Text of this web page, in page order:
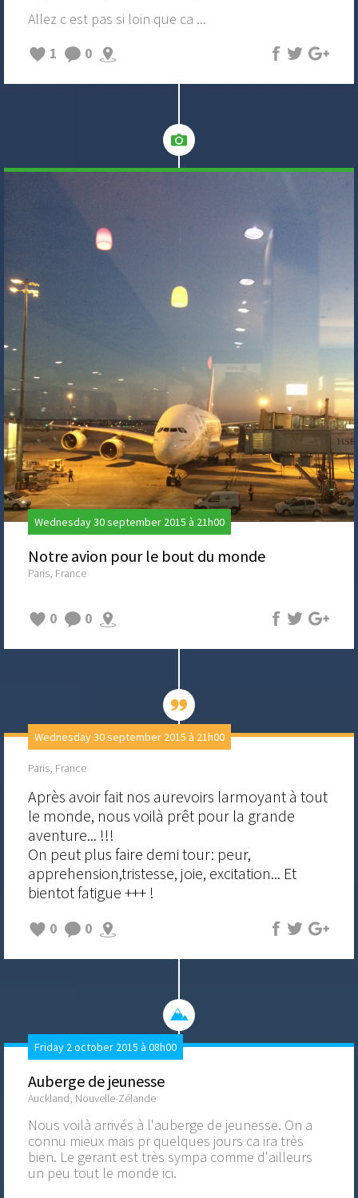
Allez c est pas si loin que ca ...
1
0
Wednesday 30 september 2015 à 21h00
Notre avion pour le bout du monde
Paris, France
0 0
Wednesday 30 september 2015 à 21h00
Paris, France
Après avoir fait nos aurevoirs larmoyant à tout
le monde, nous voilà prêt pour la grande
aventure... !!!
On peut plus faire demi tour: peur,
apprehension,tristesse, joie, excitation... Et
bientot fatigue +++ !
0 0
Friday 2 october 2015 à 08h00
Auberge de jeunesse
Auckland, Nouvelle-Zélande
Nous voilà arrivés à l'auberge de jeunesse. On a
connu mieux mais pr quelques jours ca ira très
bien. Le gerant est très sympa comme d'ailleurs
un peu tout le monde ici.